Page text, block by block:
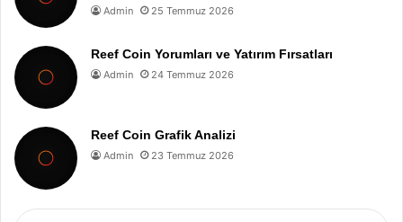
Admin 25 Temmuz 2026
Reef Coin Yorumları ve Yatırım Fırsatları
Admin 24 Temmuz 2026
Reef Coin Grafik Analizi
Admin 23 Temmuz 2026